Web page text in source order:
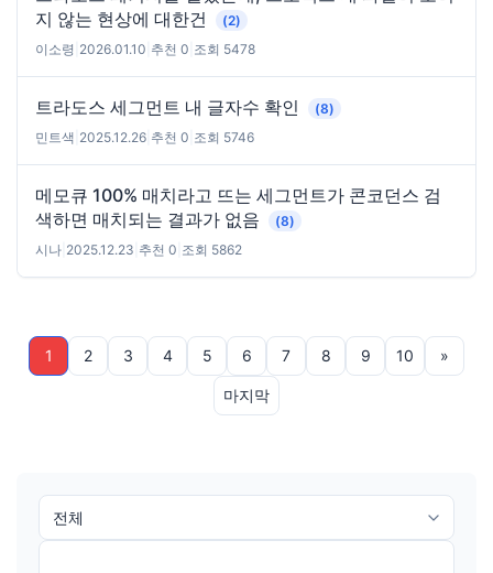
지 않는 현상에 대한건
(2)
이소령 2026.01.10 추천 0 조회 5478
트라도스 세그먼트 내 글자수 확인
(8)
민트색 2025.12.26 추천 0 조회 5746
메모큐 100% 매치라고 뜨는 세그먼트가 콘코던스 검
색하면 매치되는 결과가 없음
(8)
시나 2025.12.23 추천 0 조회 5862
1 2 3 4 5 6 7 8 9 10 »
마지막